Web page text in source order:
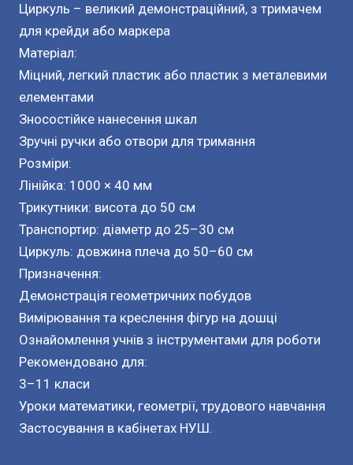
Циркуль – великий демонстраційний, з тримачем
для крейди або маркера
Матеріал:
Міцний, легкий пластик або пластик з металевими
елементами
Зносостійке нанесення шкал
Зручні ручки або отвори для тримання
Розміри:
Лінійка: 1000 × 40 мм
Трикутники: висота до 50 см
Транспортир: діаметр до 25–30 см
Циркуль: довжина плеча до 50–60 см
Призначення:
Демонстрація геометричних побудов
Вимірювання та креслення фігур на дошці
Ознайомлення учнів з інструментами для роботи
Рекомендовано для:
3–11 класи
Уроки математики, геометрії, трудового навчання
Застосування в кабінетах НУШ.